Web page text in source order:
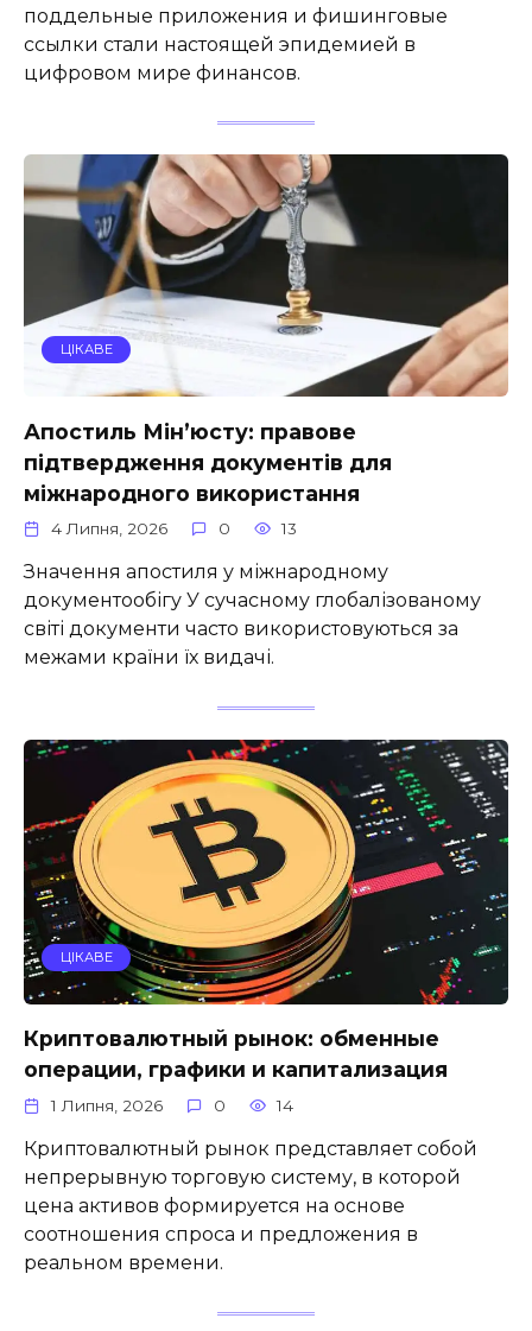
поддельные приложения и фишинговые
ссылки стали настоящей эпидемией в
цифровом мире финансов.
ЦІКАВЕ
Апостиль Мін’юсту: правове
підтвердження документів для
міжнародного використання
4 Липня, 2026 0 13
Значення апостиля у міжнародному
документообігу У сучасному глобалізованому
світі документи часто використовуються за
межами країни їх видачі.
ЦІКАВЕ
Криптовалютный рынок: обменные
операции, графики и капитализация
1 Липня, 2026 0 14
Криптовалютный рынок представляет собой
непрерывную торговую систему, в которой
цена активов формируется на основе
соотношения спроса и предложения в
реальном времени.